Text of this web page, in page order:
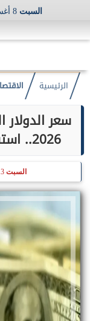
السبت 8 أغسطس 2026
الرئيسية
2026.. استقرار العملة الأمريكية بالبنوك
السبت 13 يونيو 2026